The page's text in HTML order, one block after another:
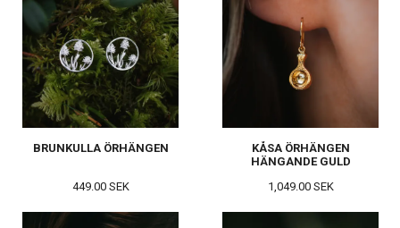
BRUNKULLA ÖRHÄNGEN
449.00 SEK
KÅSA ÖRHÄNGEN
HÄNGANDE GULD
1,049.00 SEK